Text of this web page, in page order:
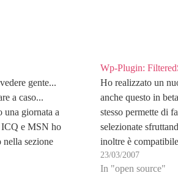
gente...
a caso...
una giornata a
ICQ e MSN ho
sezione
Wp-Plugin:
Ho realizzato un
anche questo in
stesso permette di
selezionate
inoltre è
Semiologic Search
inserito…
23/03/2007
In "open source"